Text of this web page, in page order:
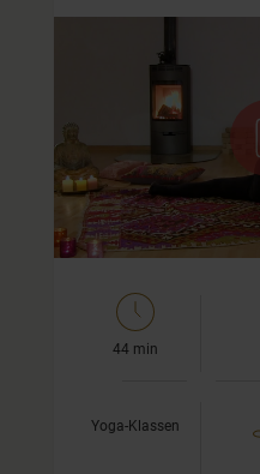
Yin Yoga
Yin Yoga eignet sich sehr
Es heißt, in den Hüften
Emotionen, die dann
44 min
Yoga-Klassen